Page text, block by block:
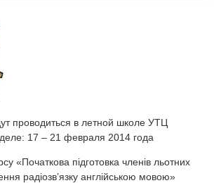
проводиться в летной школе УТЦ
17 – 21 февраля 2014 года
«Початкова підготовка членів льотних
радіозв’язку англійською мовою»